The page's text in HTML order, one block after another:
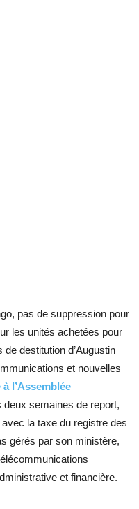
pas de suppression pour
les unités achetées pour
destitution d’Augustin
et nouvelles
l’Assemblée
semaines de report,
la taxe du registre des
gérés par son ministère,
et financière.